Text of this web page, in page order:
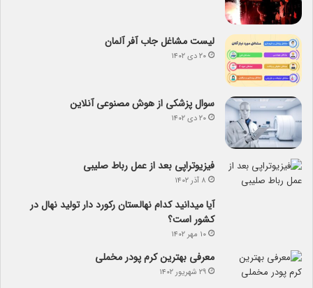
لیست مشاغل جاب آفر آلمان
۲۰ دی ۱۴۰۲
سوال پزشکی از هوش مصنوعی آنلاین
۲۰ دی ۱۴۰۲
فیزیوتراپی بعد از عمل رباط صلیبی
۸ آذر ۱۴۰۲
آیا می­دانید کدام نهالستان رکورد دار تولید نهال­ در
کشور است؟
۱۰ مهر ۱۴۰۲
معرفی بهترین کرم پودر مخملی
۲۹ شهریور ۱۴۰۲